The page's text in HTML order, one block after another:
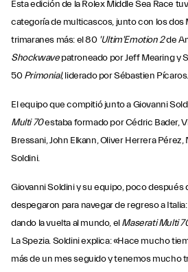
Esta edición de la Rolex Middle Sea Race
categoría de multicascos, junto con los dos
trimaranes más: el 80 'Ultim'Emotion 2de
Shockwavepatroneado por Jeff Mearing y
50Primonial, liderado por Sébastien Pícaros.
El equipo que compitió junto a Giovanni
Multi 70estaba formado por Cédric Bader,
Bressani, John Elkann, Oliver Herrera
Soldini.
Giovanni Soldini y su equipo, poco después
despegaron para navegar de regreso a
dando la vuelta al mundo, elMaserati Multi
La Spezia. Soldini explica: «Hace mucho
más de un mes seguido y tenemos mucho